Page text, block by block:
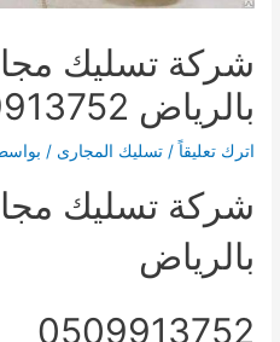
شركة تسليك
بالرياض 0509913752
اترك تعليقاً /تسليك المجارى /
شركة تسليك
بالرياض
0509913752